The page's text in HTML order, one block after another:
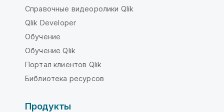
Справочные видеоролики Qlik
Qlik Developer
Обучение
Обучение Qlik
Портал клиентов Qlik
Библиотека ресурсов
Продукты